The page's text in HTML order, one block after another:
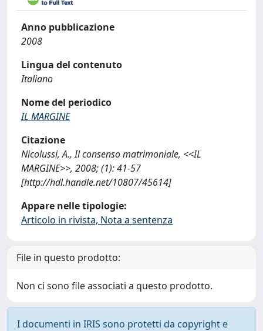
Anno pubblicazione
2008
Lingua del contenuto
Italiano
Nome del periodico
IL MARGINE
Citazione
Nicolussi, A., Il consenso matrimoniale, <<IL
MARGINE>>, 2008; (1): 41-57
[http://hdl.handle.net/10807/45614]
Appare nelle tipologie:
Articolo in rivista, Nota a sentenza
File in questo prodotto:
Non ci sono file associati a questo prodotto.
I documenti in IRIS sono protetti da copyright e